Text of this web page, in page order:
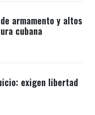
armamento y altos
cubana
exigen libertad